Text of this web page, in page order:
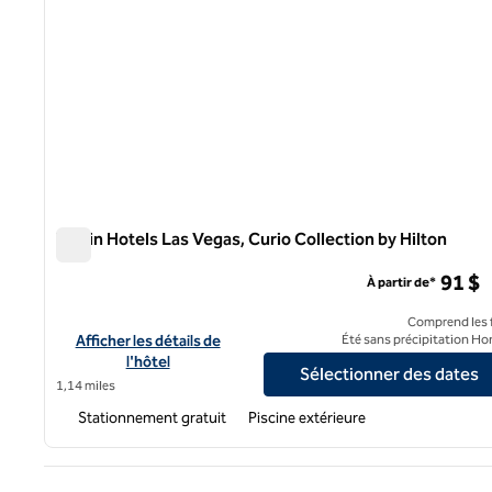
Virgin Hotels Las Vegas, Curio Collection by Hilton
Afficher les détails de l'hôtel Virgin Hotels Las Vegas, Curio
Afficher les détails de
l'hôtel
1,14 miles
À partir de* 91 $
Comprend les
Été sans précipitation
Sélectionner des dates
Stationnement gratuit Piscine extérieure